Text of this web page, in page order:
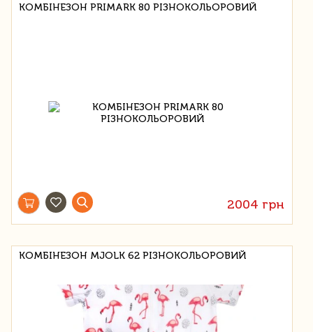
КОМБІНЕЗОН PRIMARK 80 РІЗНОКОЛЬОРОВИЙ
2004 грн
КОМБІНЕЗОН MJOLK 62 РІЗНОКОЛЬОРОВИЙ